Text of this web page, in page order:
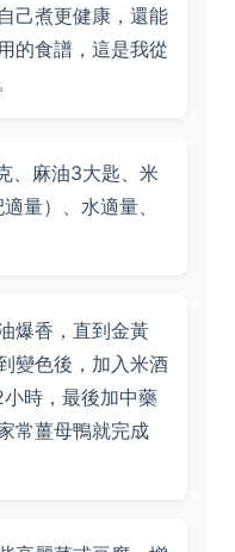
己煮更健康，還能
的食譜，這是我從
、麻油3大匙、米
量）、水適量、
爆香，直到金黃
變色後，加入米酒
時，最後加中藥
常薑母鴨就完成